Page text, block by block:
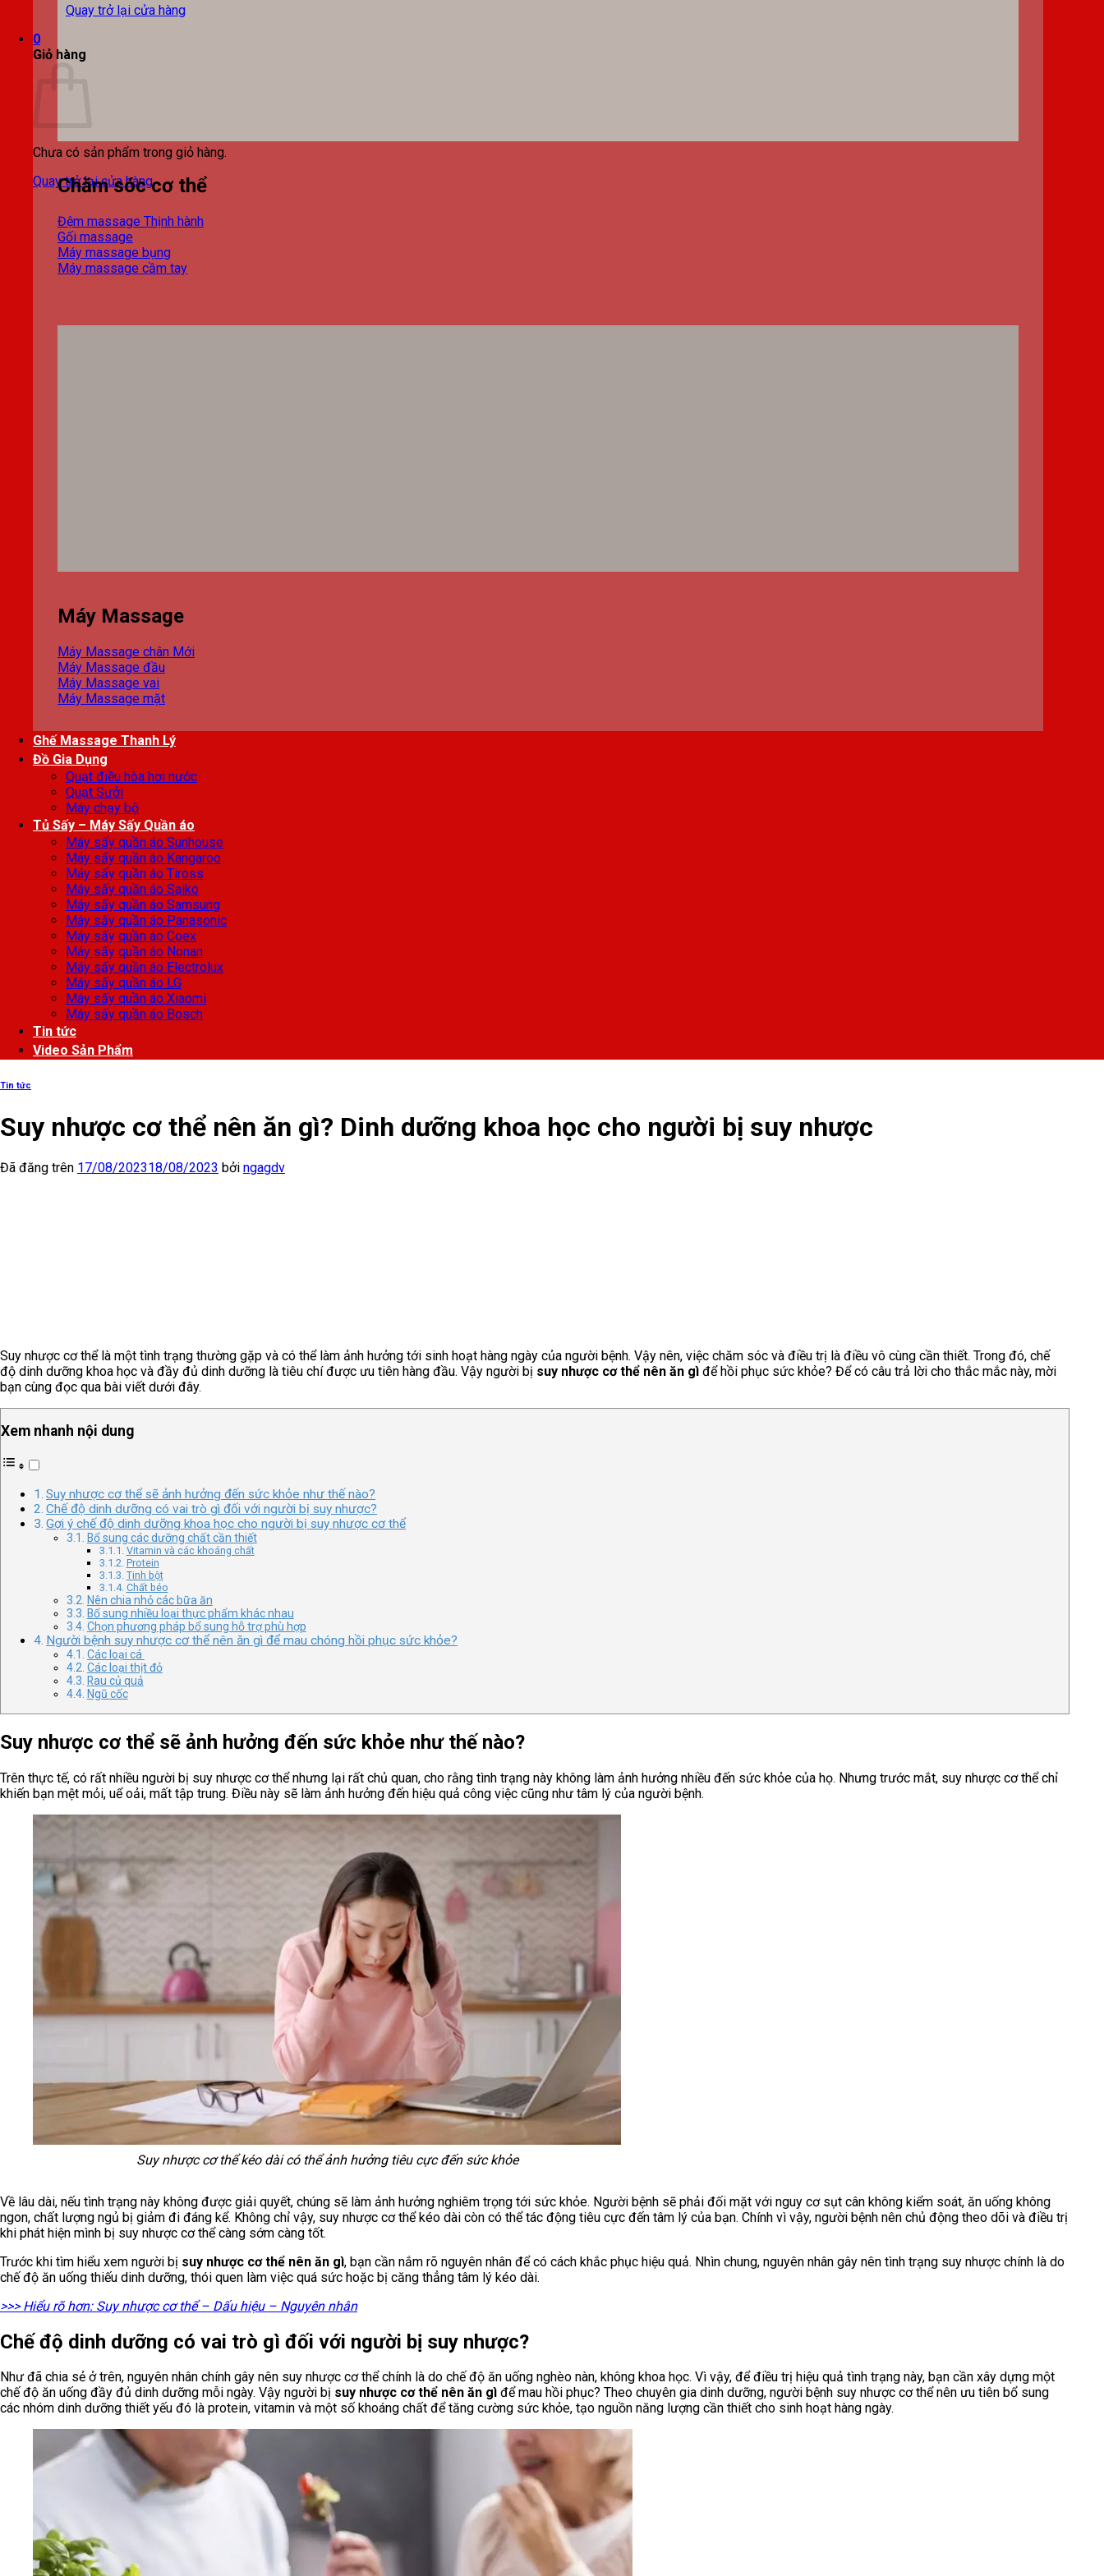
Quay trở lại cửa hàng
0
Giỏ hàng
Chưa có sản phẩm trong giỏ hàng.
Quay trở lại cửa hàng
Chăm sóc cơ thể
Đệm massage
Gối massage
Máy massage bụng
Máy massage cầm tay
Máy Massage
Máy Massage chân
Máy Massage đầu
Máy Massage vai
Máy Massage mặt
Ghế Massage Thanh Lý
Đồ Gia Dụng
Quạt điều hòa hơi nước
Quạt Sưởi
Máy chạy bộ
Tủ Sấy – Máy Sấy Quần áo
Máy sấy quần áo Sunhouse
Máy sấy quần áo Kangaroo
Máy sấy quần áo Tiross
Máy sấy quần áo Saiko
Máy sấy quần áo Samsung
Máy sấy quần áo Panasonic
Máy sấy quần áo Coex
Máy sấy quần áo Nonan
Máy sấy quần áo Electrolux
Máy sấy quần áo LG
Máy sấy quần áo Xiaomi
Máy sấy quần áo Bosch
Tin tức
Video Sản Phẩm
Tin tức
Suy nhược cơ thể nên ăn gì? Dinh dưỡng khoa học cho người bị suy nhược
Đã đăng trên 17/08/202318/08/2023 bởi ngagdv
Suy nhược cơ thể là một tình trạng thường gặp và có thể làm ảnh hưởng tới sinh hoạt hàng ngày của người bệnh. Vậy nên, việc chăm sóc và điều trị là điều vô cùng cần thiết. Trong đó, chế
độ dinh dưỡng khoa học và đầy đủ dinh dưỡng là tiêu chí được ưu tiên hàng đầu. Vậy người bị suy nhược cơ thể nên ăn gì để hồi phục sức khỏe? Để có câu trả lời cho thắc mắc này, mời
bạn cùng đọc qua bài viết dưới đây.
Xem nhanh nội dung
Suy nhược cơ thể sẽ ảnh hưởng đến sức khỏe như thế nào?
Chế độ dinh dưỡng có vai trò gì đối với người bị suy nhược?
Gợi ý chế độ dinh dưỡng khoa học cho người bị suy nhược cơ thể
Bổ sung các dưỡng chất cần thiết
Vitamin và các khoáng chất
Protein
Tinh bột
Chất béo
Nên chia nhỏ các bữa ăn
Bổ sung nhiều loại thực phẩm khác nhau
Chọn phương pháp bổ sung hỗ trợ phù hợp
Người bệnh suy nhược cơ thể nên ăn gì để mau chóng hồi phục sức khỏe?
Các loại cá
Các loại thịt đỏ
Rau củ quả
Ngũ cốc
Suy nhược cơ thể sẽ ảnh hưởng đến sức khỏe như thế nào?
Trên thực tế, có rất nhiều người bị suy nhược cơ thể nhưng lại rất chủ quan, cho rằng tình trạng này không làm ảnh hưởng nhiều đến sức khỏe của họ. Nhưng trước mắt, suy nhược cơ thể chỉ
khiến bạn mệt mỏi, uể oải, mất tập trung. Điều này sẽ làm ảnh hưởng đến hiệu quả công việc cũng như tâm lý của người bệnh.
Suy nhược cơ thể kéo dài có thể ảnh hưởng tiêu cực đến sức khỏe
Về lâu dài, nếu tình trạng này không được giải quyết, chúng sẽ làm ảnh hưởng nghiêm trọng tới sức khỏe. Người bệnh sẽ phải đối mặt với nguy cơ sụt cân không kiểm soát, ăn uống không
ngon, chất lượng ngủ bị giảm đi đáng kể. Không chỉ vậy, suy nhược cơ thể kéo dài còn có thể tác động tiêu cực đến tâm lý của bạn. Chính vì vậy, người bệnh nên chủ động theo dõi và điều trị
khi phát hiện mình bị suy nhược cơ thể càng sớm càng tốt.
Trước khi tìm hiểu xem người bị suy nhược cơ thể nên ăn gì, bạn cần nắm rõ nguyên nhân để có cách khắc phục hiệu quả. Nhìn chung, nguyên nhân gây nên tình trạng suy nhược chính là do
chế độ ăn uống thiếu dinh dưỡng, thói quen làm việc quá sức hoặc bị căng thẳng tâm lý kéo dài.
>>> Hiểu rõ hơn: Suy nhược cơ thể – Dấu hiệu – Nguyên nhân
Chế độ dinh dưỡng có vai trò gì đối với người bị suy nhược?
Như đã chia sẻ ở trên, nguyên nhân chính gây nên suy nhược cơ thể chính là do chế độ ăn uống nghèo nàn, không khoa học. Vì vậy, để điều trị hiệu quả tình trạng này, bạn cần xây dựng một
chế độ ăn uống đầy đủ dinh dưỡng mỗi ngày. Vậy người bị suy nhược cơ thể nên ăn gì để mau hồi phục? Theo chuyên gia dinh dưỡng, người bệnh suy nhược cơ thể nên ưu tiên bổ sung
các nhóm dinh dưỡng thiết yếu đó là protein, vitamin và một số khoáng chất để tăng cường sức khỏe, tạo nguồn năng lượng cần thiết cho sinh hoạt hàng ngày.